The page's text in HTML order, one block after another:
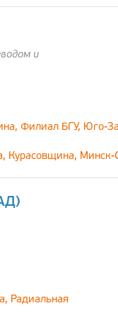
и
Филиал БГУ, Юго-
Курасовщина, Минск-
Радиальная